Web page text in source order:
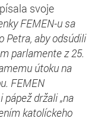
svoje
FEMEN-usa
Petra, aby odsúdili
parlamentez25.
útoku na
. FEMEN
pápeždržali„na
katolíckeho